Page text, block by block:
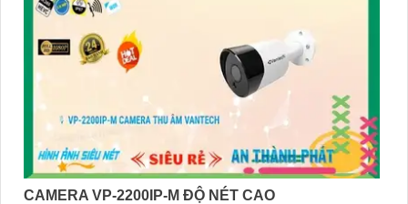
CAMERA VP-2200IP-M ĐỘ NÉT CAO